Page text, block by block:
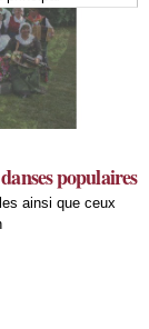
populaires
ainsi que ceux